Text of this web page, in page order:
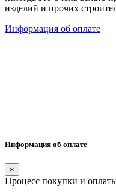
изделий и прочих
Информация об оплате
Информация об оплате
×
Процесс покупки и